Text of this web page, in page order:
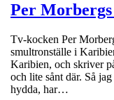
Per
Tv-kocken Per
smultronställe i
Karibien, och skriver
och lite sånt där. Så
hydda, har…